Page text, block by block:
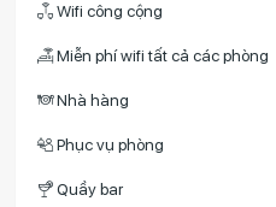
Wifi công cộng
Miễn phí wifi tất cả các phòng
Nhà hàng
Phục vụ phòng
Quầy bar